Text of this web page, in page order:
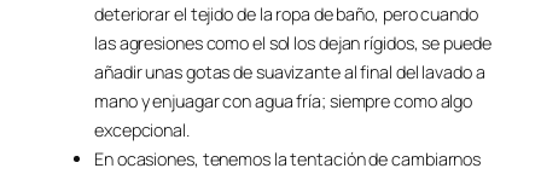
deteriorar el tejido de la ropa de baño, pero cuando
las agresiones como el sol los dejan rígidos, se puede
añadir unas gotas de suavizante al final del lavado a
mano y enjuagar con agua fría; siempre como algo
excepcional.
En ocasiones, tenemos la tentación de cambiarnos